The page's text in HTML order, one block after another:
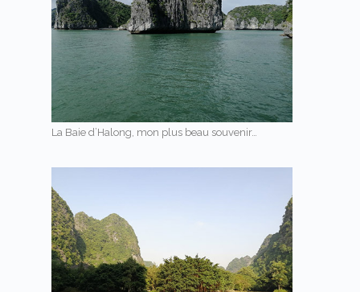
La Baie d’Halong, mon plus beau souvenir…